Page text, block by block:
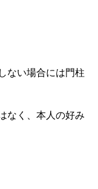
ない場合には門柱
なく、本人の好み